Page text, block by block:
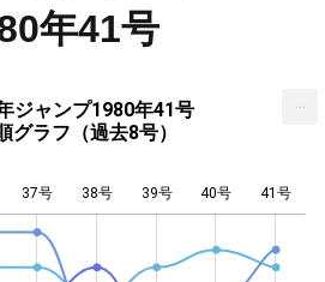
年41号
ジャンプ1980年41号
グラフ（過去8号）
37号 38号 39号 40号 41号